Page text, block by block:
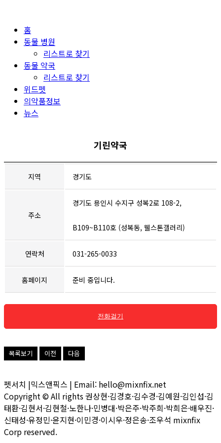
홈
동물 병원
리스트로 찾기
동물 약국
리스트로 찾기
위드펫
의약품정보
뉴스
기린약국
지역 경기도
주소
경기도 용인시 수지구 성복2로 108-2,
B109~B110호 (성복동, 웰스톤갤러리)
연락처 031-265-0033
홈페이지 준비 중입니다.
전화걸기
목록보기 이전 다음
펫서치 |믹스앤픽스 | Email: hello@mixnfix.net
Copyright © All rights 권상현·김경호·김수경·김예원·김인섭·김
태환·김현서·김현철·노한나·민병대·박은주·박주희·박희은·배우진·
신태성·유정민·윤지현·이민경·이시우·정은송·조우석 mixnfix
Corp reserved.